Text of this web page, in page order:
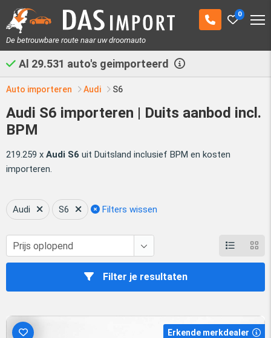
0
De betrouwbare route naar uw droomauto
Al 29.531 auto's geimporteerd
Auto importeren Audi S6
Audi S6 importeren | Duits aanbod incl.
BPM
219.259 x Audi S6 uit Duitsland inclusief BPM en kosten
importeren.
Audi S6 Filters wissen
Filter je resultaten
Erkende merkdealer